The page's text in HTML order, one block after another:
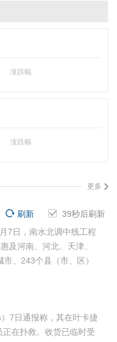
涨跌幅
涨跌幅
更多
39秒后刷新
刷新
7日，南水北调中线工程
及河南、河北、天津、
、243个县（市、区）
7日通报称，其在叶卡捷
在扑救。收货已临时受